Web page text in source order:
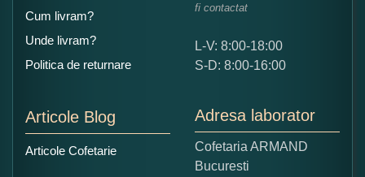
Ce nota acordati acestui produs?
5
Copiati alaturi numarul din imagine:
Cum livram?
Unde livram?
Politica de returnare
Articole Blog
Articole Cofetarie
fi contactat
L-V: 8:00-18:00
S-D: 8:00-16:00
Adresa laborator
Cofetaria ARMAND
Bucuresti